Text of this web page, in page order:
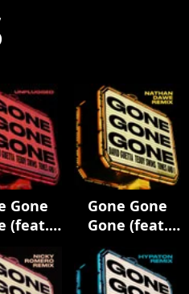
Gone
(feat.
Swims)
Gone Gone
Gone (feat.
Teddy Swims)
[Nathan Dawe
Remix]